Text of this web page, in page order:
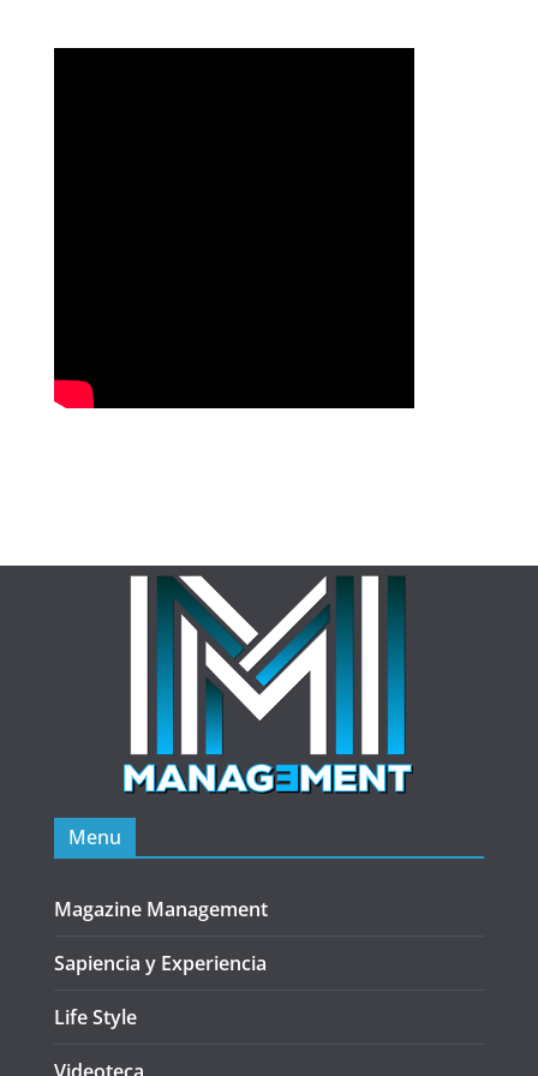
Menu
Magazine Management
Sapiencia y Experiencia
Life Style